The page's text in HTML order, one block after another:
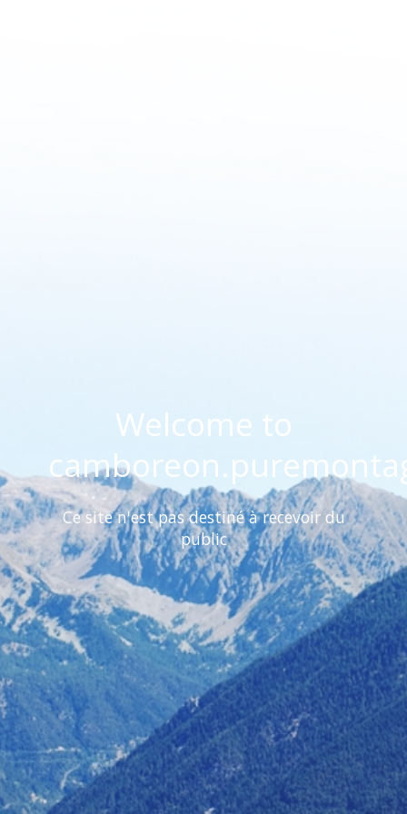
Welcome to
Ce site n'est pas destiné à recevoir du
public